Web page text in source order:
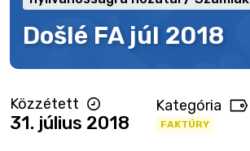
Došlé FA júl 2018
Közzétett
31. július 2018
Kategória
FAKTÚRY